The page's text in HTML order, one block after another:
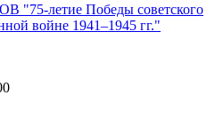
"75-летие Победы советского
войне 1941–1945 гг."